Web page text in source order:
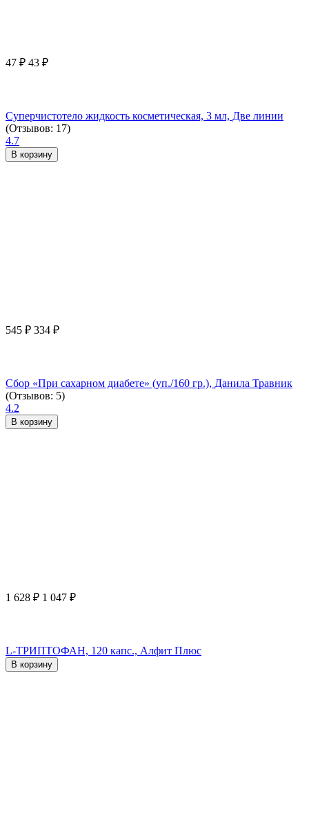
47 ₽ 43 ₽
Суперчистотело жидкость косметическая, 3 мл, Две линии
(Отзывов: 17)
4.7
В корзину
545 ₽ 334 ₽
Сбор «При сахарном диабете» (уп./160 гр.), Данила Травник
(Отзывов: 5)
4.2
В корзину
1 628 ₽ 1 047 ₽
L-ТРИПТОФАН, 120 капс., Алфит Плюс
В корзину